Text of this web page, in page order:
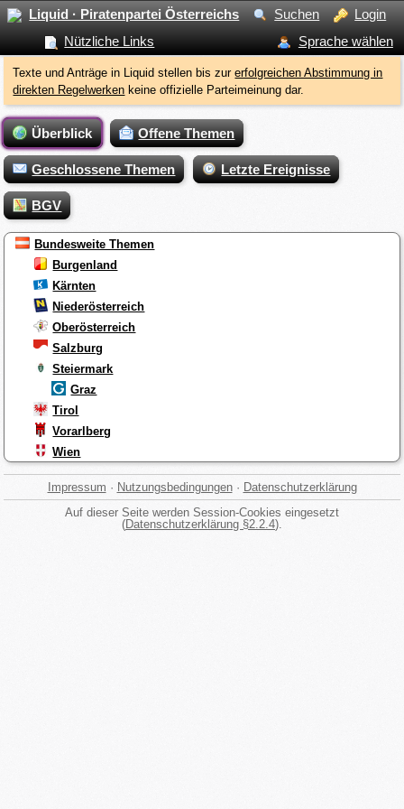
Liquid · Piratenpartei Österreichs Suchen
Login
Nützliche Links
Sprache wählen
Texte und Anträge in Liquid stellen bis zurerfolgreichen Abstimmung in
direkten Regelwerken keine offizielle Parteimeinung dar.
Überblick Offene Themen
Geschlossene Themen Letzte Ereignisse
BGV
Bundesweite Themen
Burgenland
Kärnten
Niederösterreich
Oberösterreich
Salzburg
Steiermark
Graz
Tirol
Vorarlberg
Wien
Impressum · Nutzungsbedingungen· Datenschutzerklärung
Auf dieser Seite werden Session-Cookies eingesetzt
(Datenschutzerklärung §2.2.4).